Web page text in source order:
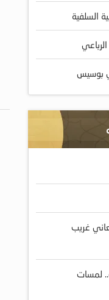
السلفية
بوسيس
غريب
لمسات